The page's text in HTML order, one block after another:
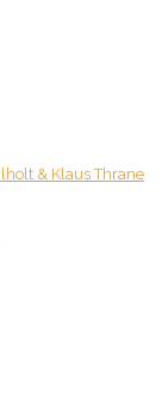
& Klaus Thrane